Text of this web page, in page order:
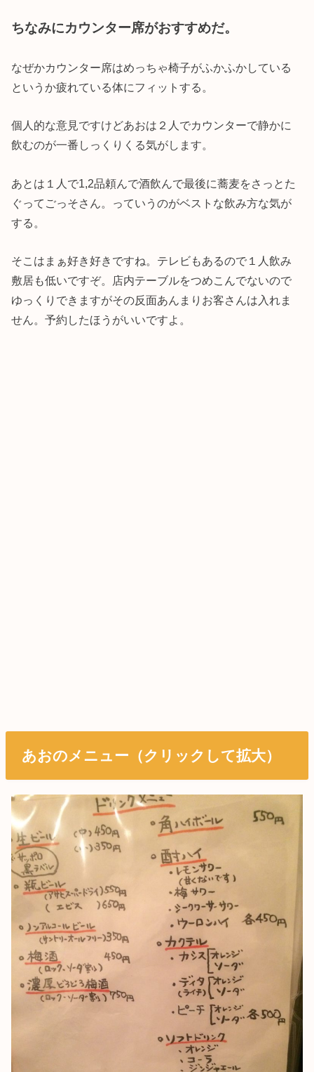
ちなみにカウンター席がおすすめだ。
なぜかカウンター席はめっちゃ椅子がふかふかしている
というか疲れている体にフィットする。
個人的な意見ですけどあおは２人でカウンターで静かに
飲むのが一番しっくりくる気がします。
あとは１人で1,2品頼んで酒飲んで最後に蕎麦をさっとた
ぐってごっそさん。っていうのがベストな飲み方な気が
する。
そこはまぁ好き好きですね。テレビもあるので１人飲み
敷居も低いですぞ。店内テーブルをつめこんでないので
ゆっくりできますがその反面あんまりお客さんは入れま
せん。予約したほうがいいですよ。
あおのメニュー（クリックして拡大）